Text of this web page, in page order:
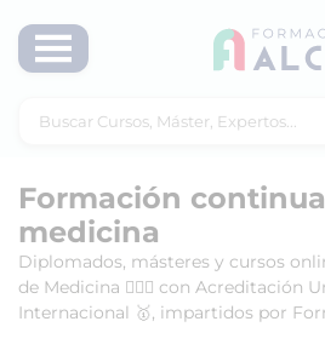
Formación
medicina
Diplomados, másteres y cursos
de Medicina 👨🏻‍⚕️ con Acreditación
Internacional 🥇, impartidos por